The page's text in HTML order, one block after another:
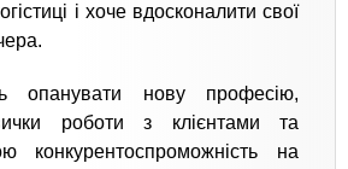
і хоче вдосконалити свої
опанувати нову професію,
роботи з клієнтами та
конкурентоспроможність на